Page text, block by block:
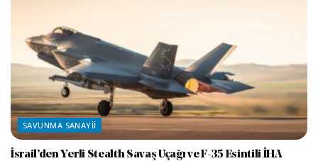
SAVUNMA SANAYII
İsrail’den Yerli Stealth Savaş Uçağı ve F-35 Esintili İHA